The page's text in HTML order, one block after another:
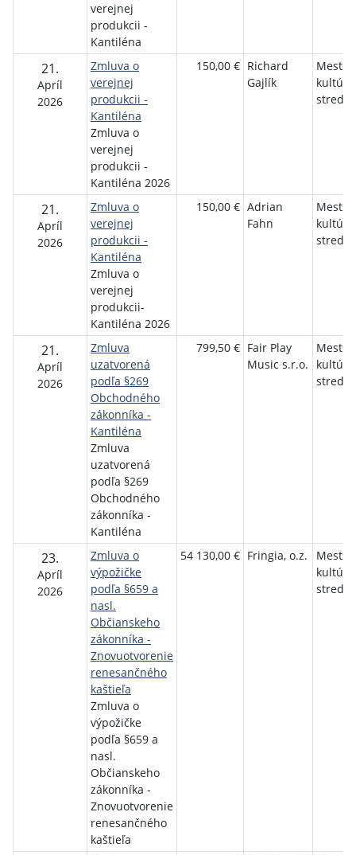
verejnej
produkcii -
Kantiléna
21.
Apríl
2026
Zmluva o
verejnej
produkcii -
Kantiléna
Zmluva o
verejnej
produkcii -
Kantiléna 2026
150,00 € Richard
Gajlík
21.
Apríl
2026
Zmluva o
verejnej
produkcii -
Kantiléna
Zmluva o
verejnej
produkcii-
Kantiléna 2026
150,00 € Adrian
Fahn
21.
Apríl
2026
Zmluva
uzatvorená
podľa §269
Obchodného
zákonníka -
Kantiléna
Zmluva
uzatvorená
podľa §269
Obchodného
zákonníka -
Kantiléna
799,50 € Fair Play
Music s.r.o.
23.
Apríl
2026
Zmluva o
výpožičke
podľa §659 a
nasl.
Občianskeho
zákonníka -
Znovuotvorenie
renesančného
kaštieľa
Zmluva o
výpožičke
podľa §659 a
nasl.
Občianskeho
zákonníka -
Znovuotvorenie
renesančného
kaštieľa
54 130,00 € Fringia, o.z.